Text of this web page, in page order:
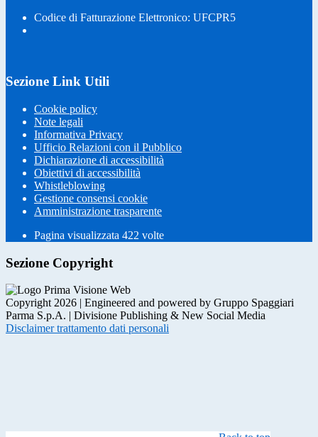
Codice di Fatturazione Elettronico: UFCPR5
Sezione Link Utili
Cookie policy
Note legali
Informativa Privacy
Ufficio Relazioni con il Pubblico
Dichiarazione di accessibilità
Obiettivi di accessibilità
Whistleblowing
Gestione consensi cookie
Amministrazione trasparente
Pagina visualizzata 422 volte
Sezione Copyright
Copyright 2026 | Engineered and powered by Gruppo Spaggiari
Parma S.p.A. | Divisione Publishing & New Social Media
Disclaimer trattamento dati personali